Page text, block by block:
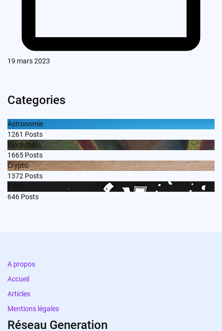
19 mars 2023
Categories
Astronomie
1261 Posts
Blockchain
1665 Posts
Crypto
1372 Posts
646 Posts
A propos
Accueil
Articles
Mentions légales
Réseau Generation